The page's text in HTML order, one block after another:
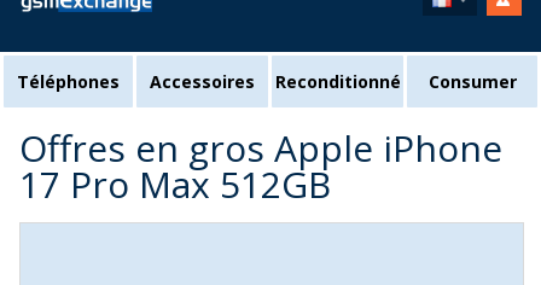
Téléphones Accessoires Reconditionné Consumer
Offres en gros Apple iPhone
17 Pro Max 512GB